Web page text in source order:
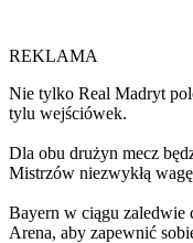
REKLAMA
Nie tylko Real Madryt
tylu wejściówek.
Dla obu drużyn mecz
Mistrzów niezwykłą
Bayern w ciągu zaledwie
Arena, aby zapewnić